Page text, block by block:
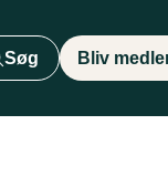
Søg Bliv